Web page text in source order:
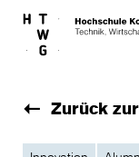
Skip to main
Zurück